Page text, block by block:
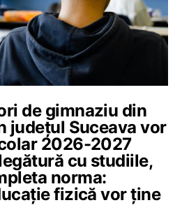
de gimnaziu din
județul Suceava vor
2026-2027
cu studiile,
norma:
fizică vor ține